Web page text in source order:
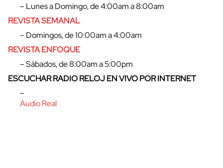
– Lunes a Domingo, de 4:00am a 8:00am
REVISTA SEMANAL
– Domingos, de 10:00am a 4:00am
REVISTA ENFOQUE
– Sábados, de 8:00am a 5:00pm
ESCUCHAR RADIO RELOJ EN VIVO POR INTERNET
–
Audio Real